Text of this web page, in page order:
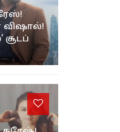
விஷால்!
சூடப்